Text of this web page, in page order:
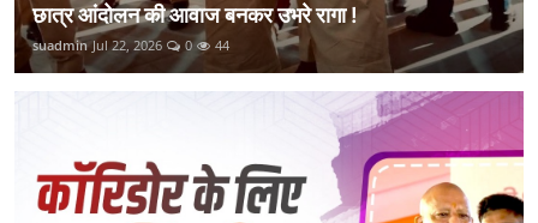
छात्र आंदोलन की आवाज बनकर उभरे रागा !
suadmin Jul 22, 2026 0 44